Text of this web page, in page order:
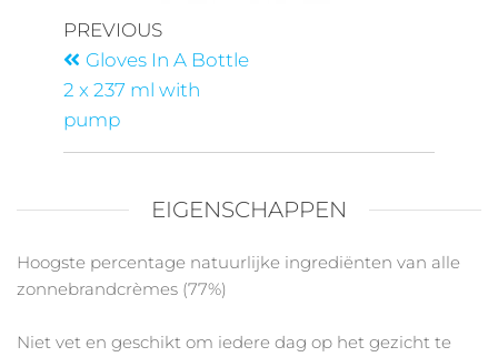
PREVIOUS
Gloves In A Bottle
2 x 237 ml with
pump
EIGENSCHAPPEN
Hoogste percentage natuurlijke ingrediënten van alle
zonnebrandcrèmes (77%)
Niet vet en geschikt om iedere dag op het gezicht te